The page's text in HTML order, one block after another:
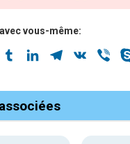
vous-même:
PinterestTumblrLinkedInTelegram
VK